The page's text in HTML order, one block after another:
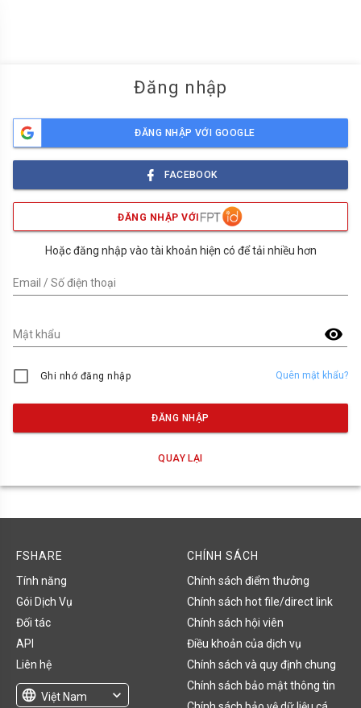
Đăng nhập
ĐĂNG NHẬP VỚI GOOGLE
FACEBOOK
ĐĂNG NHẬP VỚI
Hoặc đăng nhập vào tài khoản hiện có để tải nhiều hơn
Email / Số điện thoại
visibility
Mật khẩu
Ghi nhớ đăng nhập Quên mật khẩu?
ĐĂNG NHẬP
QUAY LẠI
FSHARE
Tính năng
Gói Dịch Vụ
Đối tác
API
Liên hệ
language Việt Nam
expand_more
CHÍNH SÁCH
Chính sách điểm thưởng
Chính sách hot file/direct link
Chính sách hội viên
Điều khoản của dịch vụ
Chính sách và quy định chung
Chính sách bảo mật thông tin